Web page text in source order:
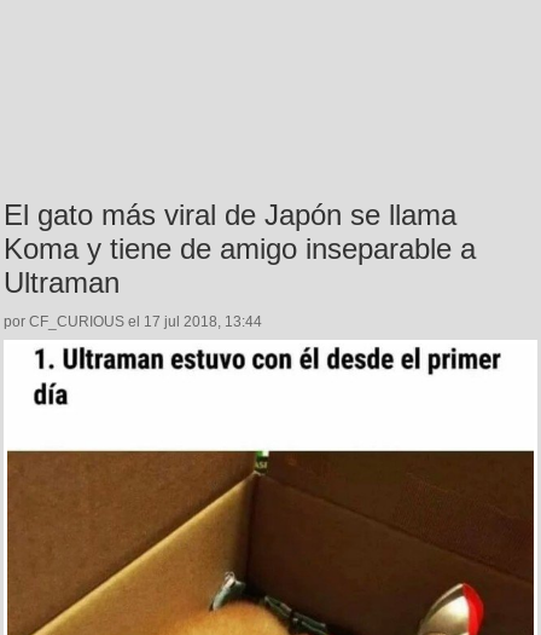
El gato más viral de Japón se llama
Koma y tiene de amigo inseparable a
Ultraman
por CF_CURIOUS el 17 jul 2018, 13:44